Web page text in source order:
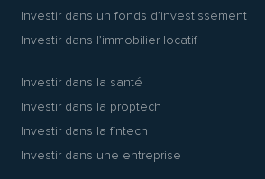
Investir dans un fonds d’investissement
Investir dans l’immobilier locatif
Investir dans la santé
Investir dans la proptech
Investir dans la fintech
Investir dans une entreprise